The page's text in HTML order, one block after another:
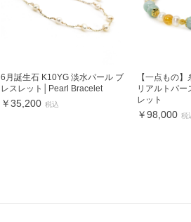
6月誕生石 K10YG 淡水パール ブ
レスレット│Pearl Bracelet
￥35,200 税込
【一点もの
リアルトパー
レット
￥98,000 税